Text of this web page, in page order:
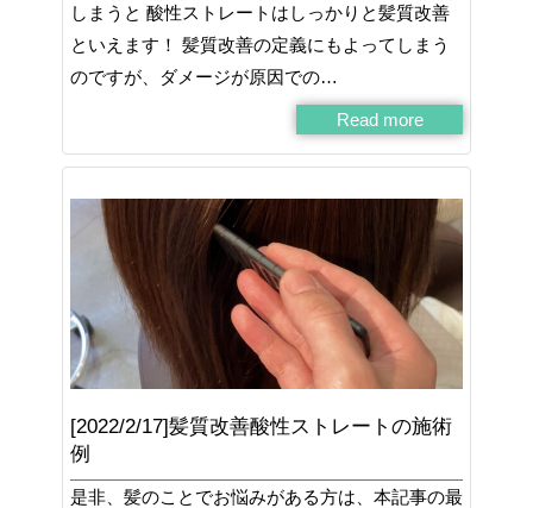
しまうと 酸性ストレートはしっかりと髪質改善
といえます！ 髪質改善の定義にもよってしまう
のですが、ダメージが原因での…
Read more
[2022/2/17]髪質改善酸性ストレートの施術
例
是非、髪のことでお悩みがある方は、本記事の最